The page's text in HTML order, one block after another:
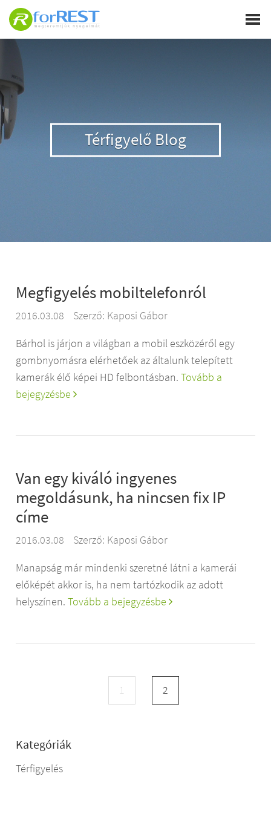
Térfigyelő Blog
Megfigyelés mobiltelefonról
2016.03.08 Szerző: Kaposi Gábor
Bárhol is járjon a világban a mobil eszközéről egy
gombnyomásra elérhetőek az általunk telepített
kamerák élő képei HD felbontásban.Tovább a
bejegyzésbe
Van egy kiváló ingyenes
megoldásunk, ha nincsen fix IP
címe
2016.03.08 Szerző: Kaposi Gábor
Manapság már mindenki szeretné látni a kamerái
előképét akkor is, ha nem tartózkodik az adott
helyszínen.Tovább a bejegyzésbe
1 2
Kategóriák
Térfigyelés